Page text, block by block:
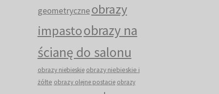
geometryczneobrazy
impastoobrazy na
ścianę do salonu
obrazy niebieskie obrazy niebieskie i
żółte obrazy olejne postacie obrazy